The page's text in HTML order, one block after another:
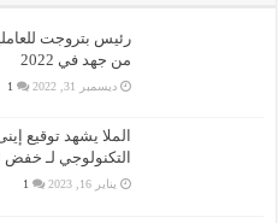
رئيس بتروجت
من جهد في 2022
ديسمبر 31, 2022 1
الملا يشهد توقيع
التكنولوجي لـ خفض
يناير 16, 2023 1